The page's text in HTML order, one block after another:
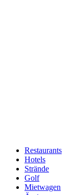
Restaurants
Hotels
Strände
Golf
Mietwagen